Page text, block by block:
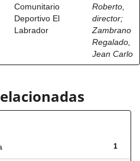
Comunitario
Deportivo El
Labrador
Roberto,
director;
Zambrano
Regalado,
Jean Carlo
1